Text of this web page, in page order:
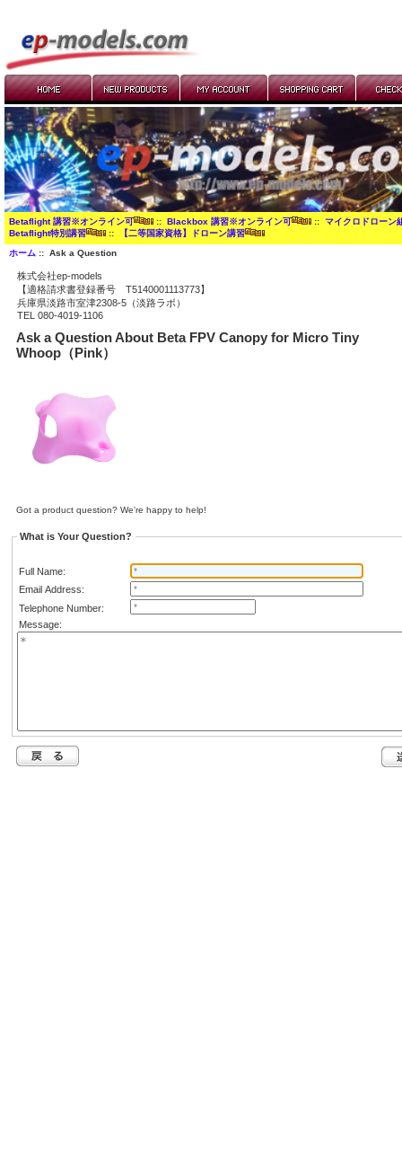
Betaflight 講習※オンライン可 :: Blackbox 講習※オンライン可 :: マイクロドローン
Betaflight特別講習
:: 【二等国家資格】ドローン講習
ホーム:: Ask a Question
株式会社ep-models
【適格請求書登録番号 T5140001113773】
兵庫県淡路市室津2308-5（淡路ラボ）
TEL 080-4019-1106
Ask a Question About Beta FPV Canopy for Micro Tiny
Whoop（Pink）
Got a product question? We're happy to help!
What is Your Question?
Full Name:
Email Address:
Telephone Number:
Message: